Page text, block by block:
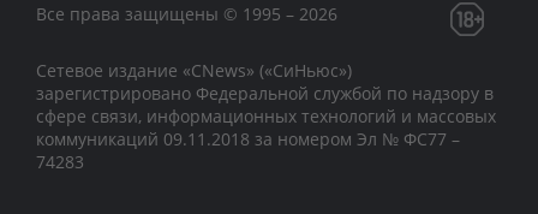
Все права защищены © 1995 – 2026
Сетевое издание «CNews» («СиНьюс»)
зарегистрировано Федеральной службой по надзору в
сфере связи, информационных технологий и массовых
коммуникаций 09.11.2018 за номером Эл № ФС77 –
74283